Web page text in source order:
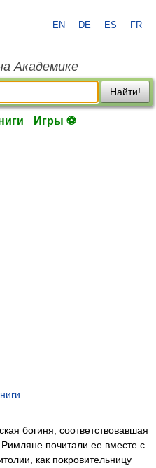
EN DE ES FR
Академике
Найти!
Игры ⚽
богиня, соответствовавшая
почитали ее вместе с
как покровительницу